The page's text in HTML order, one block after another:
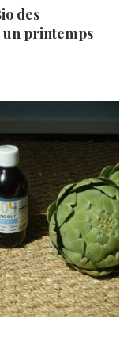
des
un printemps